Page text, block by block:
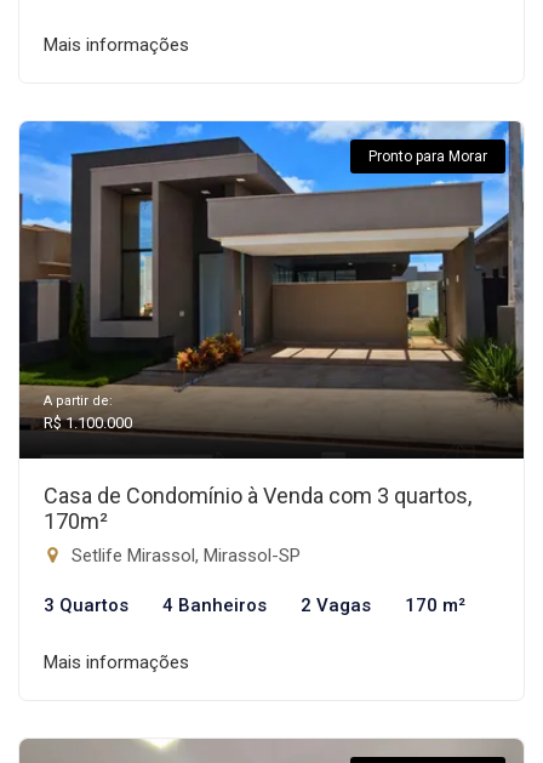
Mais informações
Pronto para Morar
A partir de:
R$ 1.100.000
Casa de Condomínio à Venda com 3 quartos,
170m²
Setlife Mirassol, Mirassol-SP
3 Quartos 4 Banheiros 2 Vagas 170 m²
Mais informações